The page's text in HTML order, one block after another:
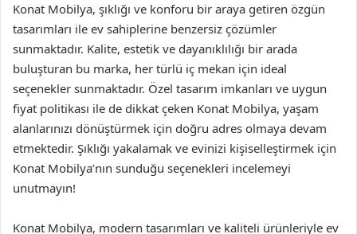
Konat Mobilya, şıklığı ve konforu bir araya getiren özgün
tasarımları ile ev sahiplerine benzersiz çözümler
sunmaktadır. Kalite, estetik ve dayanıklılığı bir arada
buluşturan bu marka, her türlü iç mekan için ideal
seçenekler sunmaktadır. Özel tasarım imkanları ve uygun
fiyat politikası ile de dikkat çeken Konat Mobilya, yaşam
alanlarınızı dönüştürmek için doğru adres olmaya devam
etmektedir. Şıklığı yakalamak ve evinizi kişiselleştirmek için
Konat Mobilya’nın sunduğu seçenekleri incelemeyi
unutmayın!
Konat Mobilya, modern tasarımları ve kaliteli ürünleriyle ev